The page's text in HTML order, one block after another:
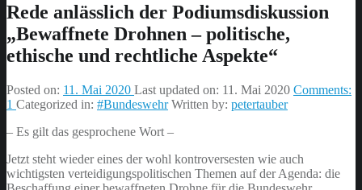
Rede anlässlich der Podiumsdiskussion
„Bewaffnete Drohnen – politische,
ethische und rechtliche Aspekte“
Posted on: 11. Mai 2020 Last updated on: 11. Mai 2020 Comments:
1 Categorized in: #Bundeswehr Written by: petertauber
– Es gilt das gesprochene Wort –
Jetzt steht wieder eines der wohl kontroversesten wie auch
wichtigsten verteidigungspolitischen Themen auf der Agenda: die